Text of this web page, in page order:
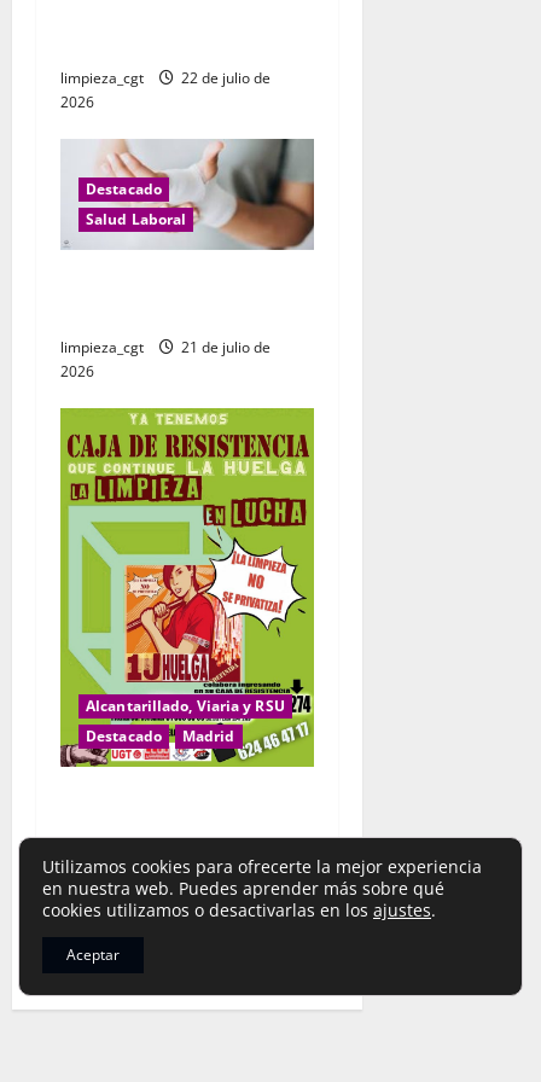
a
d
s
limpieza_cgt
22 de julio de
2026
Destacado
Salud Laboral
limpieza_cgt
21 de julio de
2026
Alcantarillado, Viaria y RSU
Destacado
Madrid
Servicio Municipal de
Limpieza del Ayuntamiento
de Alcalá de Henares
2026
Utilizamos cookies para ofrecerte la mejor experiencia
en nuestra web. Puedes aprender más sobre qué
cookies utilizamos o desactivarlas en los ajustes.
Aceptar